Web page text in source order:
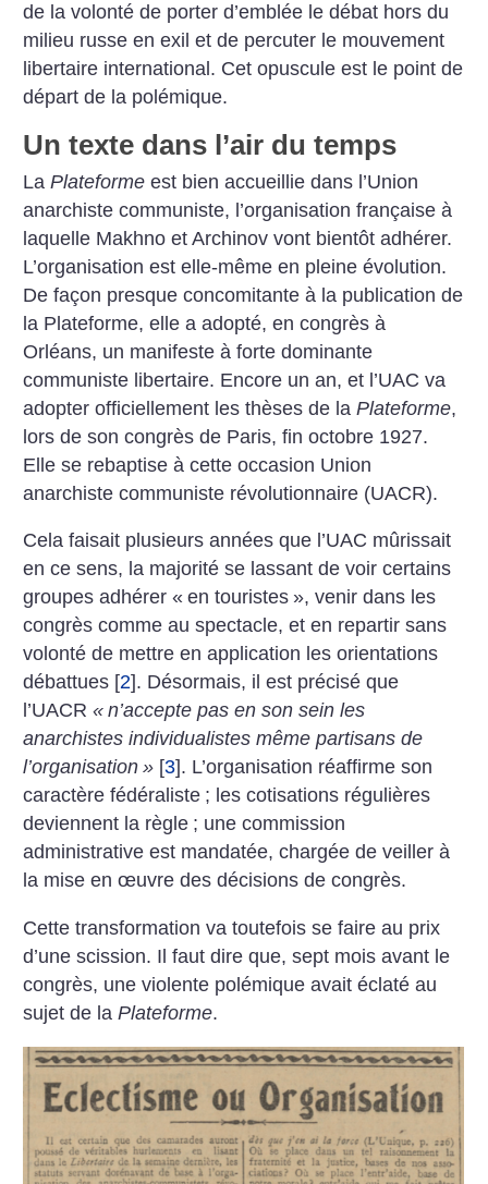
de la volonté de porter d’emblée le débat hors du
milieu russe en exil et de percuter le mouvement
libertaire international. Cet opuscule est le point de
départ de la polémique.
Un texte dans l’air du temps
LaPlateforme est bien accueillie dans l’Union
anarchiste communiste, l’organisation française à
laquelle Makhno et Archinov vont bientôt adhérer.
L’organisation est elle-même en pleine évolution.
De façon presque concomitante à la publication de
la Plateforme, elle a adopté, en congrès à
Orléans, un manifeste à forte dominante
communiste libertaire. Encore un an, et l’UAC va
adopter officiellement les thèses de laPlateforme,
lors de son congrès de Paris, fin octobre 1927.
Elle se rebaptise à cette occasion Union
anarchiste communiste révolutionnaire (UACR).
Cela faisait plusieurs années que l’UAC mûrissait
en ce sens, la majorité se lassant de voir certains
groupes adhérer « en touristes », venir dans les
congrès comme au spectacle, et en repartir sans
volonté de mettre en application les orientations
débattues [2]. Désormais, il est précisé que
l’UACR « n’accepte pas en son sein les
anarchistes individualistes même partisans de
l’organisation » [3]. L’organisation réaffirme son
caractère fédéraliste ; les cotisations régulières
deviennent la règle ; une commission
administrative est mandatée, chargée de veiller à
la mise en œuvre des décisions de congrès.
Cette transformation va toutefois se faire au prix
d’une scission. Il faut dire que, sept mois avant le
congrès, une violente polémique avait éclaté au
sujet de laPlateforme.